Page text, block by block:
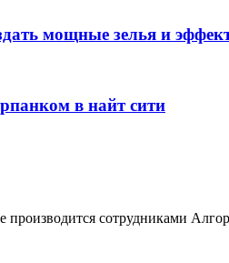
мощные зелья и
в найт сити
сотрудниками